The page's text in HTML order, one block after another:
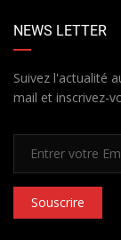
NEWS LETTER
Suivez l'actualité
mail et inscrivez-
Souscrire